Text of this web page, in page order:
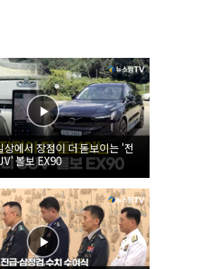
에서 장점이 더 돋보이는 '전
볼보 EX90